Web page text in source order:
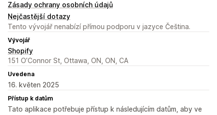
Zásady ochrany osobních údajů
Nejčastější dotazy
Tento vývojář nenabízí přímou podporu v jazyce Čeština.
Vývojář
Shopify
151 O’Connor St, Ottawa, ON, ON, CA
Uvedena
16. květen 2025
Přístup k datům
Tato aplikace potřebuje přístup k následujícím datům, aby ve